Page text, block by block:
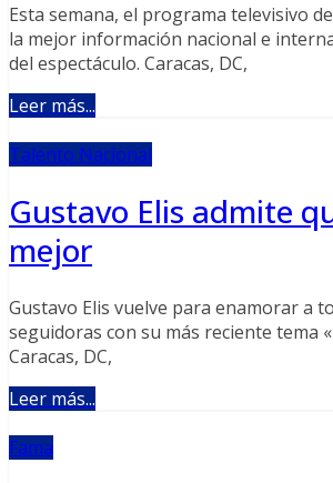
Esta semana, el programa televisivo
la mejor información nacional e
del espectáculo. Caracas, DC,
Leer más...
Talento Nacional
Gustavo Elis admite
mejor
Gustavo Elis vuelve para enamorar a
seguidoras con su más reciente tema
Caracas, DC,
Leer más...
Fama